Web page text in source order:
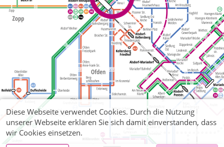
Diese Webseite verwendet Cookies. Durch die Nutzung
unserer Webseite erklären Sie sich damit einverstanden, dass
wir Cookies einsetzen.